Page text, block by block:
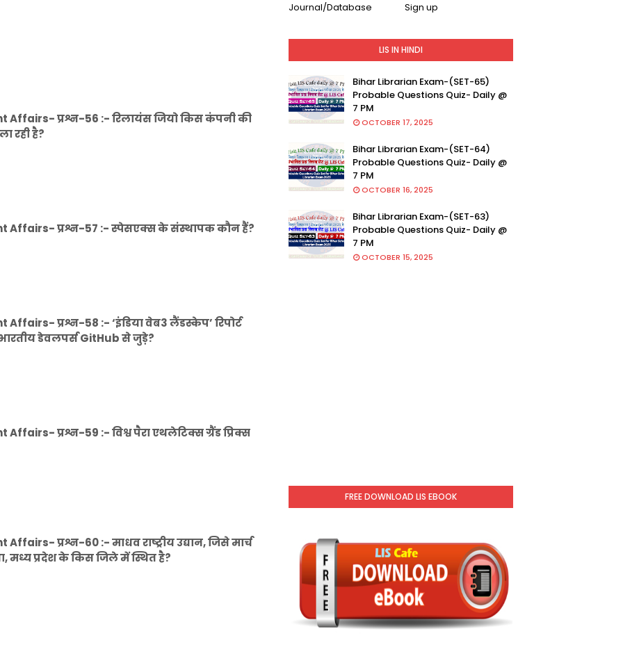
प्रश्न-56 :- रिलायंस जियो किस कंपनी की
रही है?
Affairs- प्रश्न-57 :- स्पेसएक्स के संस्थापक कौन हैं?
प्रश्न-58 :- ‘इंडिया वेब3 लैंडस्केप’ रिपोर्ट
डेवलपर्स GitHub से जुड़े?
प्रश्न-59 :- विश्व पैरा एथलेटिक्स ग्रैंड प्रिक्स
प्रश्न-60 :- माधव राष्ट्रीय उद्यान, जिसे मार्च
मध्य प्रदेश के किस जिले में स्थित है?
Journal/Database
Sign up
LIS IN HINDI
Bihar Librarian Exam-(SET-65)
Probable Questions Quiz- Daily @
7 PM
OCTOBER 17, 2025
Bihar Librarian Exam-(SET-64)
Probable Questions Quiz- Daily @
7 PM
OCTOBER 16, 2025
Bihar Librarian Exam-(SET-63)
Probable Questions Quiz- Daily @
7 PM
OCTOBER 15, 2025
FREE DOWNLOAD LIS EBOOK